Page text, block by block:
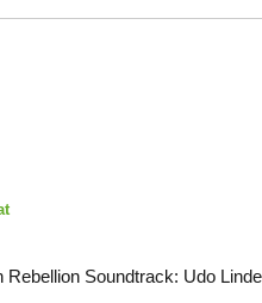
Rebellion Soundtrack: Udo